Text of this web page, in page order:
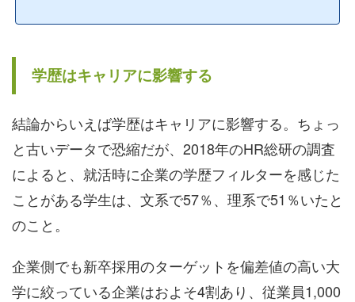
学歴はキャリアに影響する
結論からいえば学歴はキャリアに影響する。ちょっ
と古いデータで恐縮だが、2018年のHR総研の調査
によると、就活時に企業の学歴フィルターを感じた
ことがある学生は、文系で57％、理系で51％いたと
のこと。
企業側でも新卒採用のターゲットを偏差値の高い大
学に絞っている企業はおよそ4割あり、従業員1,000